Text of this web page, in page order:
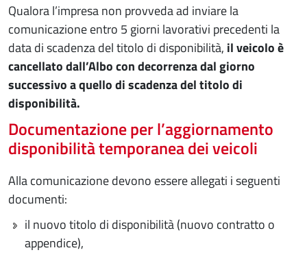
Qualora l’impresa non provveda ad inviare la
comunicazione entro 5 giorni lavorativi precedenti la
data di scadenza del titolo di disponibilità, il veicolo è
cancellato dall’Albo con decorrenza dal giorno
successivo a quello di scadenza del titolo di
disponibilità.
Documentazione per l’aggiornamento
disponibilità temporanea dei veicoli
Alla comunicazione devono essere allegati i seguenti
documenti:
il nuovo titolo di disponibilità (nuovo contratto o
appendice),